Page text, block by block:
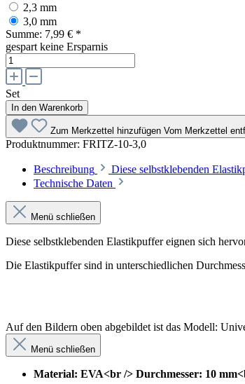
2,3 mm
3,0 mm
Summe: 7,99 € *
gespart keine Ersparnis
Set
In den Warenkorb
Zum Merkzettel hinzufügen Vom Merkzettel
Produktnummer: FRITZ-10-3,0
Beschreibung Diese selbstklebenden
Technische Daten
Menü schließen
Diese selbstklebenden Elastikpuffer eignen sich
Die Elastikpuffer sind in unterschiedlichen
Auf den Bildern oben abgebildet ist das Modell:
Menü schließen
Material: EVA<br /> Durchmesser: 10